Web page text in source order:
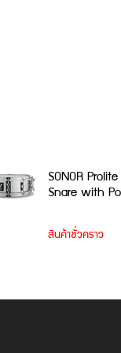
SONOR
Snare with
สินค้าชั่วคราว